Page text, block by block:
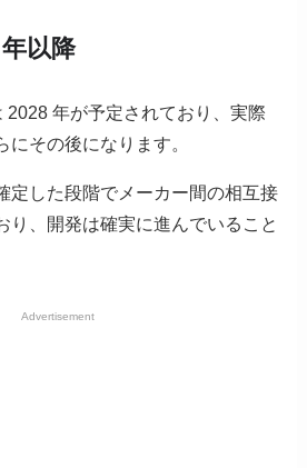
以降
2028 年が予定されており、実際
その後になります。
定した段階でメーカー間の相互接
り、開発は確実に進んでいること
Advertisement